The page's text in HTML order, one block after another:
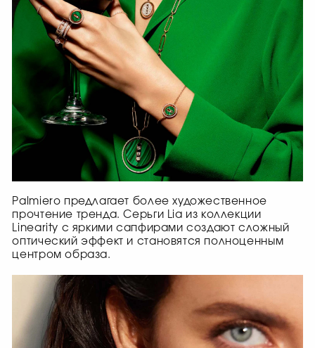
Palmiero предлагает более художественное
прочтение тренда. Серьги Lia из коллекции
Linearity с яркими сапфирами создают сложный
оптический эффект и становятся полноценным
центром образа.